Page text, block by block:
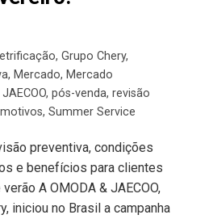
, Grupo Chery,
, Mercado, Mercado
, pós-venda, revisão
, Summer Service
preventiva, condições
e benefícios para clientes
A OMODA & JAECOO,
iniciou no Brasil a campanha